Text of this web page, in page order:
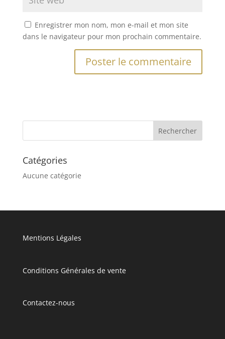
Enregistrer mon nom, mon e-mail et mon site
dans le navigateur pour mon prochain commentaire.
Catégories
Aucune catégorie
Mentions Légales
Conditions Générales de vente
Contactez-nous